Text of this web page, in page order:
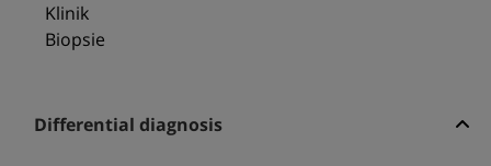
Klinik
Biopsie
Differential diagnosis